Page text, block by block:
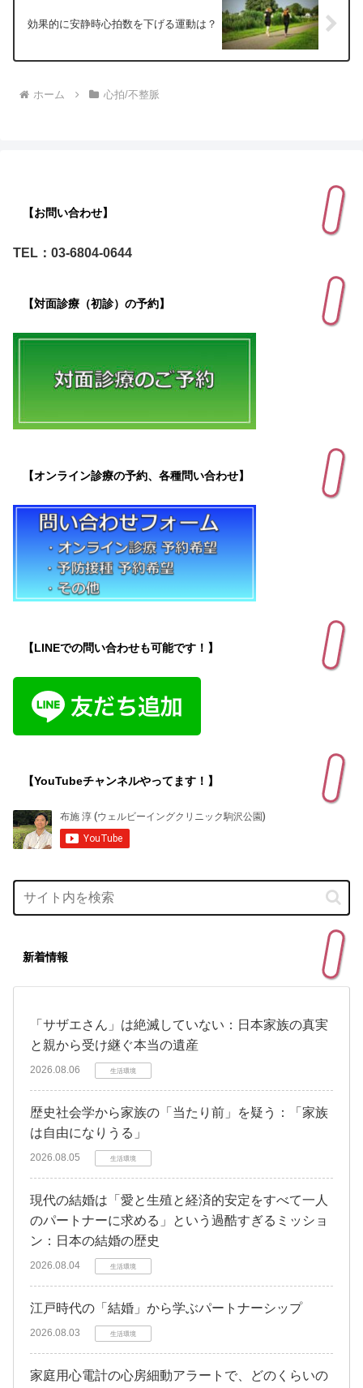
効果的に安静時心拍数を下げる運動は？
ホーム 心拍/不整脈
【お問い合わせ】
TEL：03-6804-0644
【対面診療（初診）の予約】
【オンライン診療の予約、各種問い合わせ】
【LINEでの問い合わせも可能です！】
【YouTubeチャンネルやってます！】
新着情報
「サザエさん」は絶滅していない：日本家族の真実
と親から受け継ぐ本当の遺産
2026.08.06 生活環境
歴史社会学から家族の「当たり前」を疑う：「家族
は自由になりうる」
2026.08.05 生活環境
現代の結婚は「愛と生殖と経済的安定をすべて一人
のパートナーに求める」という過酷すぎるミッショ
ン：日本の結婚の歴史
2026.08.04 生活環境
江戸時代の「結婚」から学ぶパートナーシップ
2026.08.03 生活環境
家庭用心電計の心房細動アラートで、どのくらいの